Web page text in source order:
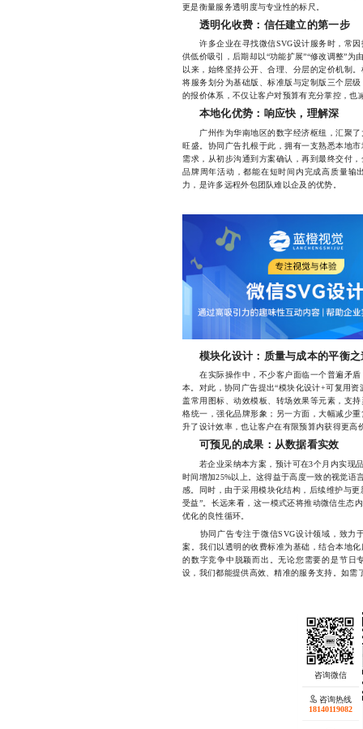
更是衡量服务透明度与专业性的标尺。
透明化收费：信任建立的第一步
许多企业在寻找微信SVG设计服务时，常因
供低价吸引，后期却以“功能扩展”“修改调整”
以来，始终坚持公开、合理、分层的定价机制
将服务划分为基础版、标准版与定制版三个层
的报价体系，不仅让客户对预算有充分掌控，也
本地化优势：响应快，理解深
广州作为华南地区的数字经济枢纽，汇聚了
旺盛。协同广告扎根于此，拥有一支熟悉本地
需求，从初步沟通到方案确认，再到最终交付
品牌周年活动，都能在短时间内完成高质量输
力，是许多远程外包团队难以企及的优势。
模块化设计：质量与成本的平衡之
在实际操作中，不少客户面临一个普遍矛盾
本。对此，协同广告提出“模块化设计+可复用
盖常用图标、动效模板、转场效果等元素，支
格统一，强化品牌形象；另一方面，大幅减少
升了设计效率，也让客户在有限预算内获得更高
可预见的成果：从数据看实效
若企业采纳本方案，预计可在3个月内实现品
时间增加25%以上。这得益于高度一致的视觉语
感。同时，由于采用模块化结构，后续维护与
受益”。长远来看，这一模式还将推动微信生态
优化的良性循环。
协同广告专注于微信SVG设计领域，致力
案。我们以透明的收费标准为基础，结合本地
的数字竞争中脱颖而出。无论您需要的是节日
设，我们都能提供高效、精准的服务支持。如需
咨询热线
18140119082